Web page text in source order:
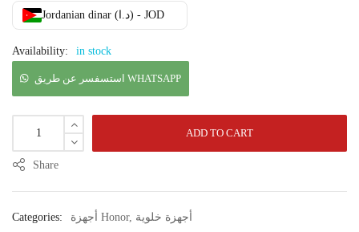
Jordanian dinar (د.ا) - JOD
Availability: in stock
استسفسر عن طريق WHATSAPP
ADD TO CART
Share
Categories: أجهزة Honor, أجهزة خلوية